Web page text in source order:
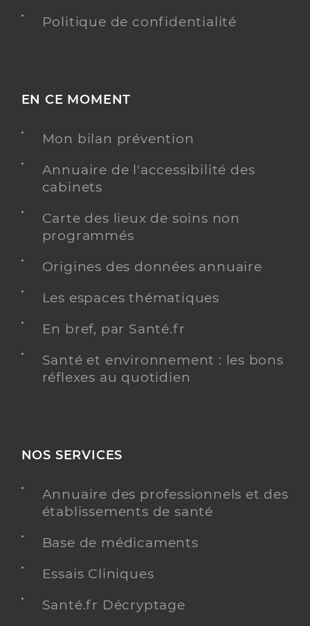
Politique de confidentialité
EN CE MOMENT
Mon bilan prévention
Annuaire de l'accessibilité des
cabinets
Carte des lieux de soins non
programmés
Origines des données annuaire
Les espaces thématiques
En bref, par Santé.fr
Santé et environnement : les bons
réflexes au quotidien
NOS SERVICES
Annuaire des professionnels et des
établissements de santé
Base de médicaments
Essais Cliniques
Santé.fr Décryptage